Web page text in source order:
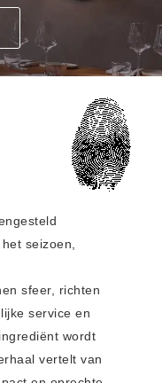
seizoen,
sfeer, richten
service en
wordt
vertelt van